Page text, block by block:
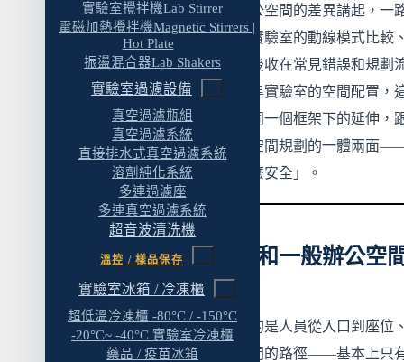
實驗室攪拌機Lab Stirrer
電磁加熱攪拌機Magnetic Stirrers |
Hot Plate
振盪混合器Lab Shakers
實驗室過濾設備
真空過濾瓶組
真空過濾系統
直接排水式真空過濾系統
溶劑純化系統
多連過濾座
多連真空過濾系統
超音波清洗機
溫控 / 樣品保存
實驗室冰箱 / 冷凍櫃
超低溫冷凍櫃 -80°C / -150°C
-20°C~ -40°C 實驗室冷凍櫃
藥品 / 疫苗冰箱
步驟三：排列功能分區
步驟四：管路協調
步驟五：預留擴充彈性
九、實驗室動線規劃前應收集的資料
十、實驗室動線規劃前檢查表
常見問題 FAQ
Q1：實驗室動線設計要找什麼廠商？
Q2：小型實驗室空間有限，三流分離做不到
Q3：排煙櫃和 BSC 的位置有衝突怎麼處理？
Q4：天平室要多大？放在哪裡？
這篇會從實驗室動線設計和辦公空間的差異講起，一
到三流分離、功能分區、四種實驗室的動線模式比較
道寬度與逃生、傢俱配置，最後收在常見錯誤和規劃
程。如果你正在規劃新建或改建實驗室的空間配置，
實驗室規劃設計完整手冊
是同一個框架下的延伸，
驗室安全設計與法規合規則是空間規劃的一體兩面
篇談「怎麼排」，那篇談「怎麼安全」。
一、實驗室動線設計和一般辦公空
的差異
辦公室的動線設計，主要考慮的是人員從入口到座位
座位到會議室、從座位到茶水間的路徑——基本上只